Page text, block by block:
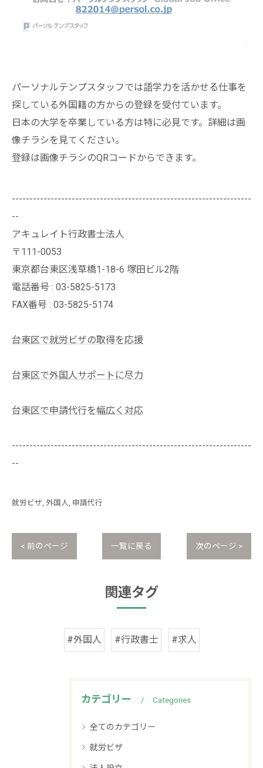
パーソナルテンプスタッフでは語学力を活かせる仕事を
探している外国籍の方からの登録を受付ています。
日本の大学を卒業している方は特に必見です。詳細は画
像チラシを見てください。
登録は画像チラシのQRコードからできます。
--------------------------------------------------------------------
--
アキュレイト行政書士法人
〒111-0053
東京都台東区浅草橋1-18-6 塚田ビル2階
電話番号 : 03-5825-5173
FAX番号 : 03-5825-5174
台東区で就労ビザの取得を応援
台東区で外国人サポートに尽力
台東区で申請代行を幅広く対応
--------------------------------------------------------------------
--
就労ビザ 外国人 申請代行
< 前のページ 一覧に戻る 次のページ >
関連タグ
#外国人 #行政書士 #求人
カテゴリー Categories
全てのカテゴリー
就労ビザ